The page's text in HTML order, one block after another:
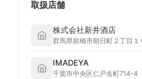
取扱店舗
株式会社新井酒店
群馬県前橋市朝日町２丁目１
IMADEYA
千葉市中央区仁戸名町714-4